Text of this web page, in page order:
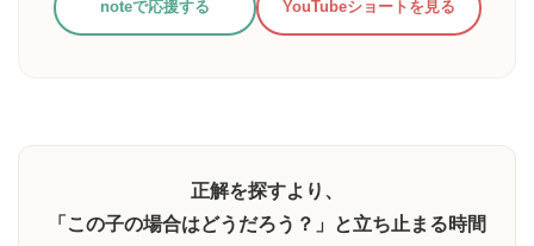
noteで応援する YouTubeショートを見る
正解を探すより、
「この子の場合はどうだろう？」と立ち止まる時間